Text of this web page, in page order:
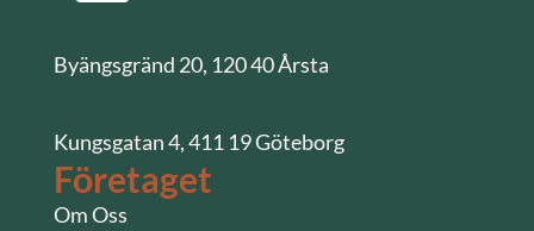
Byängsgränd 20, 120 40 Årsta
Kungsgatan 4, 411 19 Göteborg
Företaget
Om Oss